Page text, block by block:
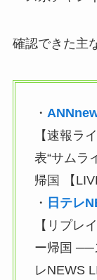
確認できた主
・
【速報ラ
表“サムラ
帰国 【
・ 日テレ
【リプレ
ー帰国 ──
レNEWS